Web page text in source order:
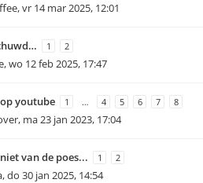
,vr 14 mar 2025, 12:01
1 2
,wo 12 feb 2025, 17:47
youtube 1 … 4 5 6 7 8
, ma 23 jan 2023, 17:04
van de poes... 1 2
,do 30 jan 2025, 14:54